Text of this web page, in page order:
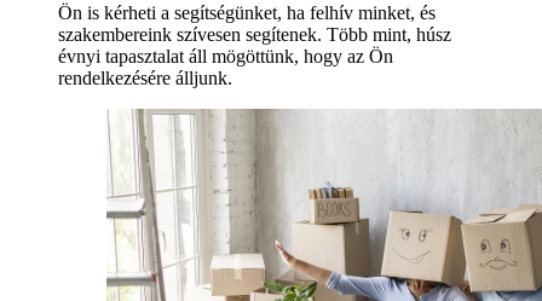
Ön is kérheti a segítségünket, ha felhív minket, és
szakembereink szívesen segítenek. Több mint, húsz
évnyi tapasztalat áll mögöttünk, hogy az Ön
rendelkezésére álljunk.